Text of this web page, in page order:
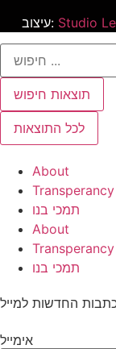
עיצוב: Studio
Search
תוצאות חיפוש
לכל התוצאות
About
Transperancy
תמכי בנו
About
Transperancy
תמכי בנו
החדשות למייל
אימייל